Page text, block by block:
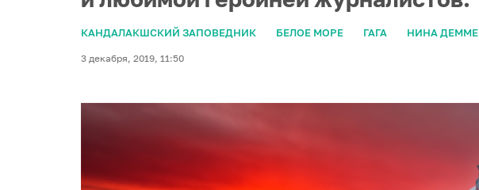
КАНДАЛАКШСКИЙ ЗАПОВЕДНИК БЕЛОЕ МОРЕ ГАГА НИНА ДЕММЕ
3 декабря, 2019, 11:50